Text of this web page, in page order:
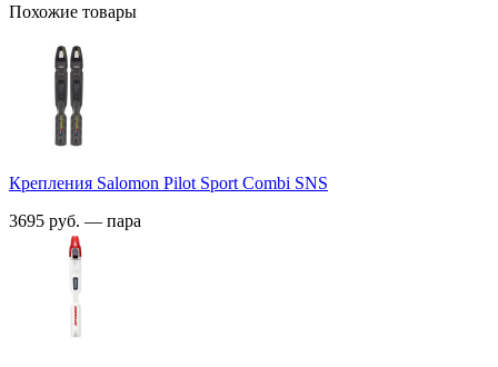
Похожие товары
Крепления Salomon Pilot Sport Combi SNS
3695 руб. — пара